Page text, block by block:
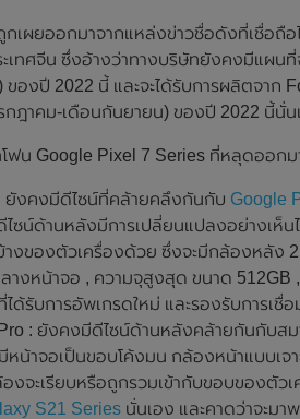
เผยออกมาจากแหล่งข่าวชื่อดังที่เชื่อถือ
เทศจีน ซึ่งอ้างว่าทางบริษัทยังคงมีแผน
งปี 2022 นี้ และจะได้รับการผลิตจาก
กฎาคม-เดือนกันยายน) ของปี 2022 นี้นั่น
ฟน Google Pixel 7 Series ที่หลุดออก
ยังคงมีดีไซน์ที่คล้ายคลึงกันกับ Google
ไซน์ด้านหลังมีการเปลี่ยนแปลงอย่างเ
างของตัวเครื่องด้วย ซึ่งจะมีกล้องหลัง
างหน้าจอ , ความจุสูงสุด ขนาด 512GB
ด้รับการอัพเกรดใหม่ และรองรับการเชื่
: ยังคงมีดีไซน์ด้านหลังคล้ายกันกับสม
น้าจอเป็นขอบโค้งมน กล้องหน้าแบบเจ
งจะเรียบหรือถูกรวมเข้ากับขอบของตั
S21 Series นั่นเอง และคาดว่าจะม